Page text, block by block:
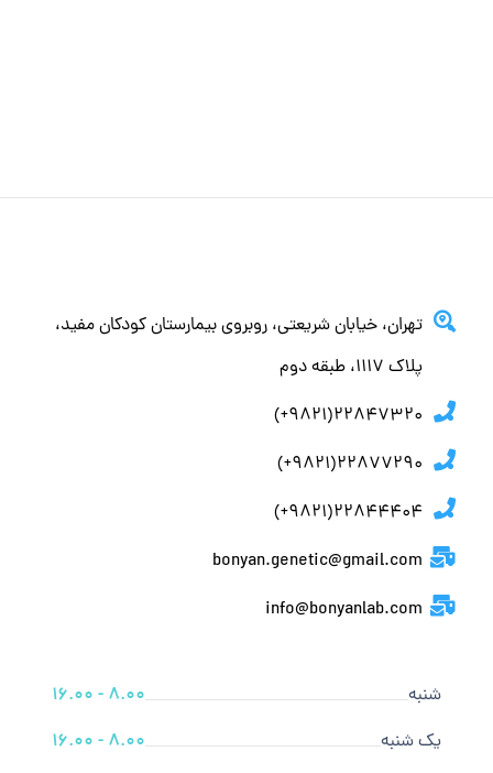
تهران، خيابان شريعتي، روبروي بيمارستان كودكان مفيد،
پلاك ١١١٧، طبقه دوم
22847320(9821+)
22877290(9821+)
22844404(9821+)
bonyan.genetic@gmail.com
info@bonyanlab.com
شنبه
8.00 - 16.00
یک شنبه
8.00 - 16.00